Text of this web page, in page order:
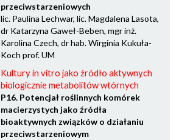
przeciwstarzeniowych
lic. Paulina Lechwar, lic. Magdalena Lasota,
dr Katarzyna Gaweł-Beben, mgr inż.
Karolina Czech, dr hab. Wirginia Kukuła-
Koch prof. UM
Kultury in vitro jako źródło aktywnych
biologicznie metabolitów wtórnych
P16. Potencjał roślinnych komórek
macierzystych jako źródła
bioaktywnych związków o działaniu
przeciwstarzeniowym